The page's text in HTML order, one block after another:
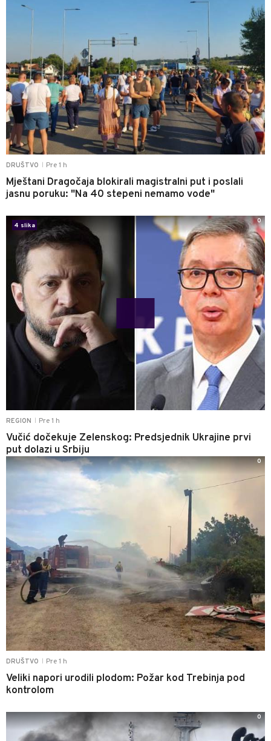
DRUŠTVO Pre 1 h
Mještani Dragočaja blokirali magistralni put i poslali
jasnu poruku: "Na 40 stepeni nemamo vode"
REGION Pre 1 h
Vučić dočekuje Zelenskog: Predsjednik Ukrajine prvi
put dolazi u Srbiju
4 slika
0
DRUŠTVO Pre 1 h
Veliki napori urodili plodom: Požar kod Trebinja pod
kontrolom
0
0